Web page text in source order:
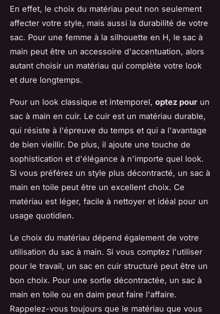
En effet, le choix du matériau peut non seulement
affecter votre style, mais aussi la durabilité de votre
sac. Pour une femme à la silhouette en H, le sac à
main peut être un accessoire d'accentuation, alors
autant choisir un matériau qui complète votre look
et dure longtemps.
Pour un look classique et intemporel, optez pour un
sac à main en cuir. Le cuir est un matériau durable,
qui résiste à l'épreuve du temps et qui a l'avantage
de bien vieillir. De plus, il ajoute une touche de
sophistication et d'élégance à n'importe quel look.
Si vous préférez un style plus décontracté, un sac à
main en toile peut être un excellent choix. Ce
matériau est léger, facile à nettoyer et idéal pour un
usage quotidien.
Le choix du matériau dépend également de votre
utilisation du sac à main. Si vous comptez l'utiliser
pour le travail, un sac en cuir structuré peut être un
bon choix. Pour une sortie décontractée, un sac à
main en toile ou en daim peut faire l'affaire.
Rappelez-vous toujours que le matériau que vous